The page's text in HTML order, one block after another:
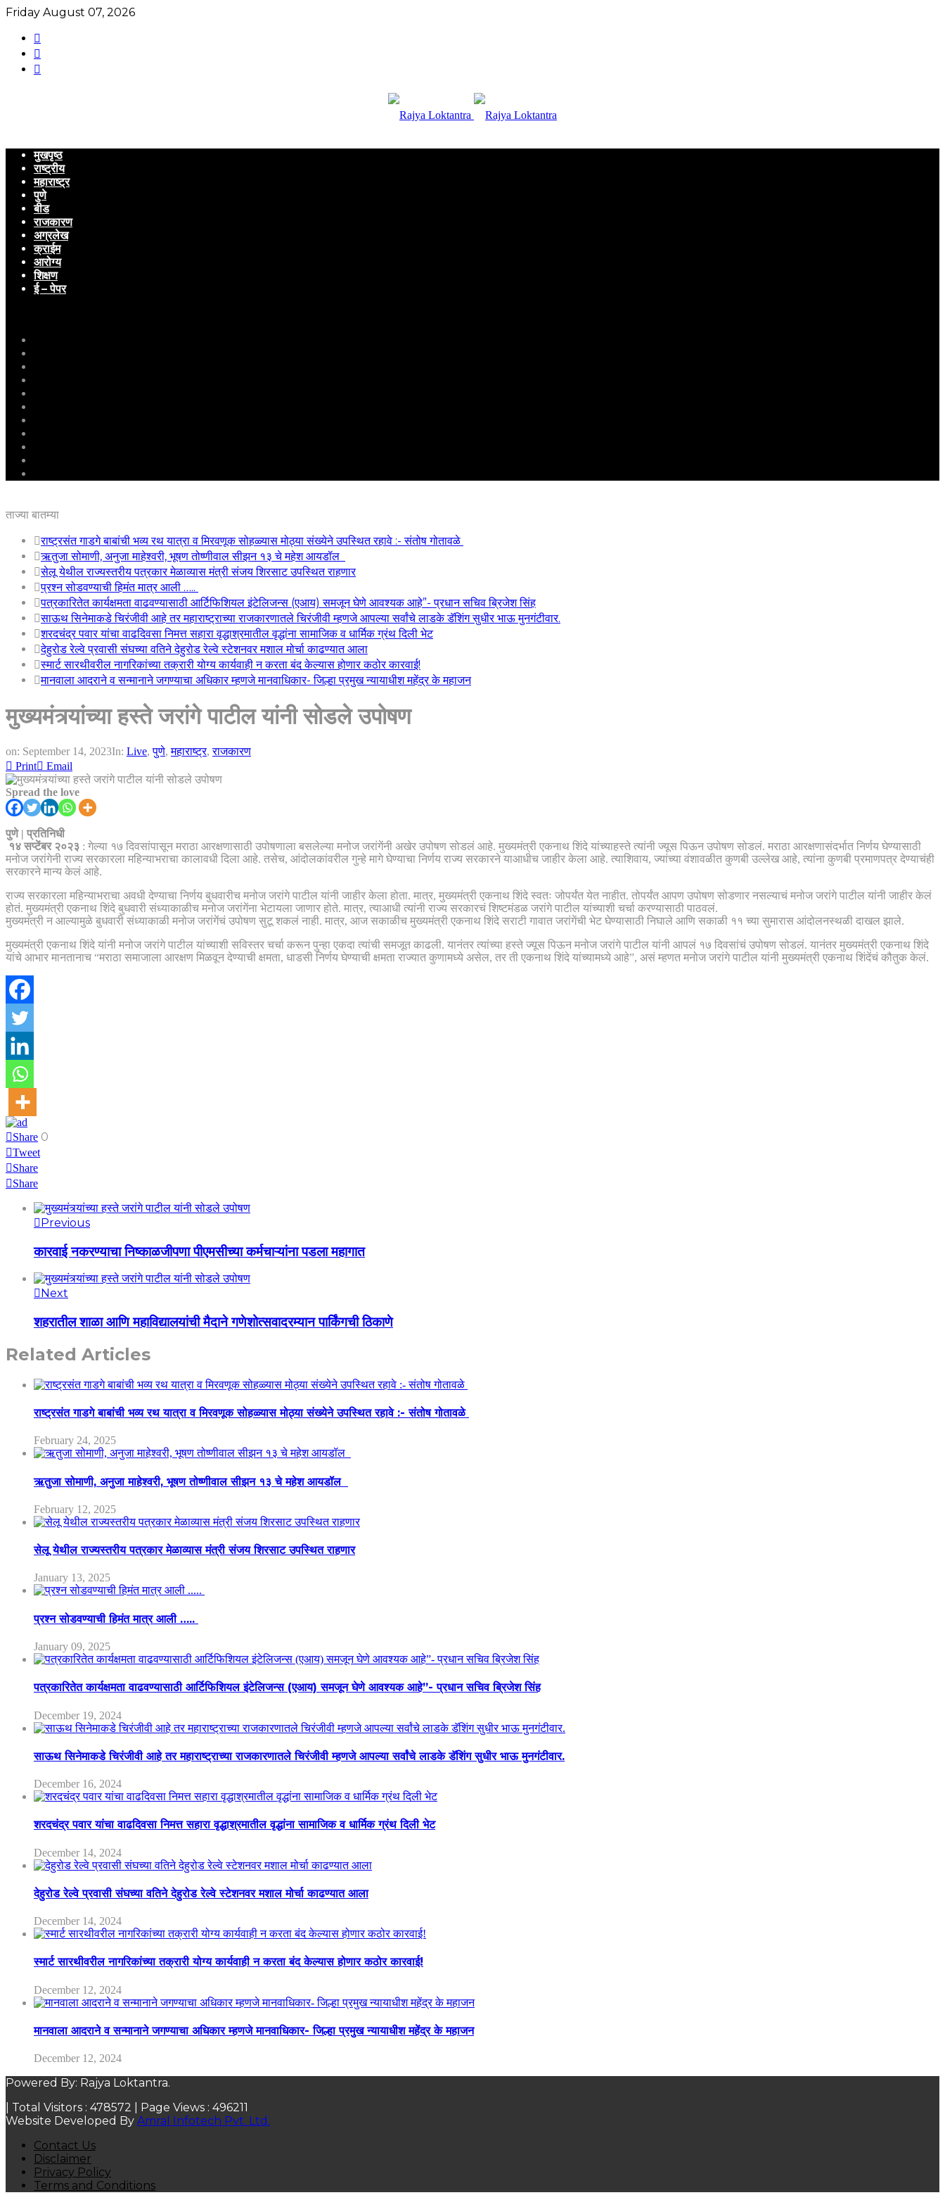
Friday August 07, 2026
मुखपृष्ठ
राष्ट्रीय
महाराष्ट्र
पुणे
बीड
राजकारण
अग्रलेख
क्राईम
आरोग्य
शिक्षण
ई – पेपर
ताज्या बातम्या
राष्ट्रसंत गाडगे बाबांची भव्य रथ यात्रा व मिरवणूक सोहळ्यास मोठ्या संख्येने उपस्थित रहावे :- संतोष गोतावळे
ऋतुजा सोमाणी, अनुजा माहेश्वरी, भूषण तोष्णीवाल सीझन १३ चे महेश आयडॉल
सेलू येथील राज्यस्तरीय पत्रकार मेळाव्यास मंत्री संजय शिरसाट उपस्थित राहणार
प्रश्न सोडवण्याची हिमंत मात्र आली …..
पत्रकारितेत कार्यक्षमता वाढवण्यासाठी आर्टिफिशियल इंटेलिजन्स (एआय) समजून घेणे आवश्यक आहे”- प्रधान सचिव ब्रिजेश सिंह
साऊथ सिनेमाकडे चिरंजीवी आहे तर महाराष्ट्राच्या राजकारणातले चिरंजीवी म्हणजे आपल्या सर्वांचे लाडके डॅशिंग सुधीर भाऊ मुनगंटीवार.
शरदचंद्र पवार यांचा वाढदिवसा निमत्त सहारा वृद्धाश्रमातील वृद्धांना सामाजिक व धार्मिक ग्रंथ दिली भेट
देहुरोड रेल्वे प्रवासी संघच्या वतिने देहुरोड रेल्वे स्टेशनवर मशाल मोर्चा काढण्यात आला
स्मार्ट सारथीवरील नागरिकांच्या तक्रारी योग्य कार्यवाही न करता बंद केल्यास होणार कठोर कारवाई!
मानवाला आदराने व सन्मानाने जगण्याचा अधिकार म्हणजे मानवाधिकार- जिल्हा प्रमुख न्यायाधीश महेंद्र के महाजन
मुख्यमंत्र्यांच्या हस्ते जरांगे पाटील यांनी सोडले उपोषण
on: September 14, 2023In: Live,पुणे,महाराष्ट्र,राजकारण
Print
Email
Spread the love
पुणे | प्रतिनिधी
१४ सप्टेंबर २०२३ : गेल्या १७ दिवसांपासून मराठा आरक्षणासाठी उपोषणाला बसलेल्या मनोज जरांगेंनी अखेर उपोषण सोडलं आहे. मुख्यमंत्री एकनाथ शिंदे यांच्याहस्ते त्यांनी ज्यूस पिऊन उपोषण सोडलं. मराठा आरक्षणासंदर्भात निर्णय घेण्यासाठी
मनोज जरांगेनी राज्य सरकारला महिन्याभराचा कालावधी दिला आहे. तसेच, आंदोलकांवरील गुन्हे मागे घेण्याचा निर्णय राज्य सरकारने याआधीच जाहीर केला आहे. त्याशिवाय, ज्यांच्या वंशावळीत कुणबी उल्लेख आहे, त्यांना कुणबी प्रमाणपत्र देण्याचंही
सरकारने मान्य केलं आहे.
राज्य सरकारला महिन्याभराचा अवधी देण्याचा निर्णय बुधवारीच मनोज जरांगे पाटील यांनी जाहीर केला होता. मात्र, मुख्यमंत्री एकनाथ शिंदे स्वतः जोपर्यंत येत नाहीत. तोपर्यंत आपण उपोषण सोडणार नसल्याचं मनोज जरांगे पाटील यांनी जाहीर केलं
होतं. मुख्यमंत्री एकनाथ शिंदे बुधवारी संध्याकाळीच मनोज जरांगेंना भेटायला जाणार होते. मात्र, त्याआधी त्यांनी राज्य सरकारचं शिष्टमंडळ जरांगे पाटील यांच्याशी चर्चा करण्यासाठी पाठवलं.
मुख्यमंत्री न आल्यामुळे बुधवारी संध्याकाळी मनोज जरांगेंचं उपोषण सुटू शकलं नाही. मात्र, आज सकाळीच मुख्यमंत्री एकनाथ शिंदे सराटी गावात जरांगेंची भेट घेण्यासाठी निघाले आणि सकाळी ११ च्या सुमारास आंदोलनस्थळी दाखल झाले.
मुख्यमंत्री एकनाथ शिंदे यांनी मनोज जरांगे पाटील यांच्याशी सविस्तर चर्चा करून पुन्हा एकदा त्यांची समजूत काढली. यानंतर त्यांच्या हस्ते ज्यूस पिऊन मनोज जरांगे पाटील यांनी आपलं १७ दिवसांचं उपोषण सोडलं. यानंतर मुख्यमंत्री एकनाथ शिंदे
यांचे आभार मानतानाच “मराठा समाजाला आरक्षण मिळवून देण्याची क्षमता, धाडसी निर्णय घेण्याची क्षमता राज्यात कुणामध्ये असेल, तर ती एकनाथ शिंदे यांच्यामध्ये आहे”, असं म्हणत मनोज जरांगे पाटील यांनी मुख्यमंत्री एकनाथ शिंदेंचं कौतुक केलं.
Share 0
Tweet
Share
Share
Previous
कारवाई नकरण्याचा निष्काळजीपणा पीएमसीच्या कर्मचाऱ्यांना पडला महागात
Next
शहरातील शाळा आणि महाविद्यालयांची मैदाने गणेशोत्सवादरम्यान पार्किंगची ठिकाणे
Related Articles
राष्ट्रसंत गाडगे बाबांची भव्य रथ यात्रा व मिरवणूक सोहळ्यास मोठ्या संख्येने उपस्थित रहावे :- संतोष गोतावळे
February 24, 2025
ऋतुजा सोमाणी, अनुजा माहेश्वरी, भूषण तोष्णीवाल सीझन १३ चे महेश आयडॉल
February 12, 2025
सेलू येथील राज्यस्तरीय पत्रकार मेळाव्यास मंत्री संजय शिरसाट उपस्थित राहणार
January 13, 2025
प्रश्न सोडवण्याची हिमंत मात्र आली …..
January 09, 2025
पत्रकारितेत कार्यक्षमता वाढवण्यासाठी आर्टिफिशियल इंटेलिजन्स (एआय) समजून घेणे आवश्यक आहे”- प्रधान सचिव ब्रिजेश सिंह
December 19, 2024
साऊथ सिनेमाकडे चिरंजीवी आहे तर महाराष्ट्राच्या राजकारणातले चिरंजीवी म्हणजे आपल्या सर्वांचे लाडके डॅशिंग सुधीर भाऊ मुनगंटीवार.
December 16, 2024
शरदचंद्र पवार यांचा वाढदिवसा निमत्त सहारा वृद्धाश्रमातील वृद्धांना सामाजिक व धार्मिक ग्रंथ दिली भेट
December 14, 2024
देहुरोड रेल्वे प्रवासी संघच्या वतिने देहुरोड रेल्वे स्टेशनवर मशाल मोर्चा काढण्यात आला
December 14, 2024
स्मार्ट सारथीवरील नागरिकांच्या तक्रारी योग्य कार्यवाही न करता बंद केल्यास होणार कठोर कारवाई!
December 12, 2024
मानवाला आदराने व सन्मानाने जगण्याचा अधिकार म्हणजे मानवाधिकार- जिल्हा प्रमुख न्यायाधीश महेंद्र के महाजन
December 12, 2024
Powered By: Rajya Loktantra.
| Total Visitors : 478572 | Page Views : 496211
Website Developed By Amral Infotech Pvt. Ltd.
Contact Us
Disclaimer
Privacy Policy
Terms and Conditions